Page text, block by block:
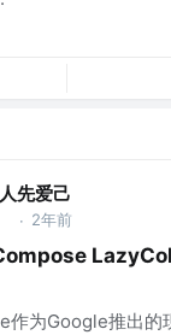
先爱己
· 2年前
作为Google推出的